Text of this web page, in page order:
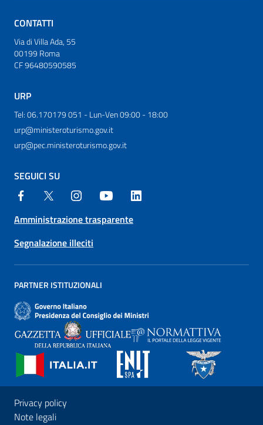
CONTATTI
Via di Villa Ada, 55
00199 Roma
CF 96480590585
URP
Tel: 06.170179 051 - Lun-Ven 09:00 - 18:00
urp@ministeroturismo.gov.it
urp@pec.ministeroturismo.gov.it
SEGUICI SU
Amministrazione trasparente
Segnalazione illeciti
PARTNER ISTITUZIONALI
Privacy policy
Note legali